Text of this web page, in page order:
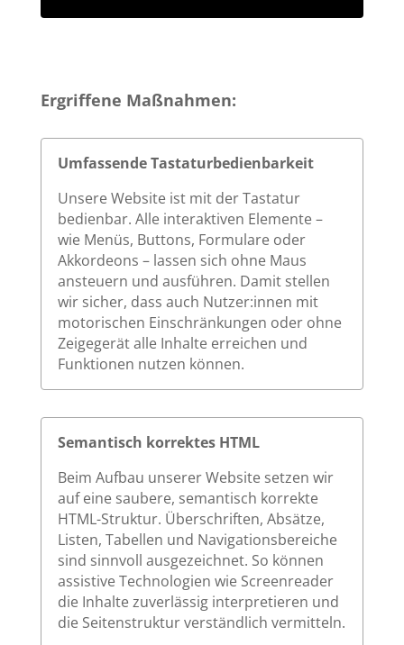
Ergriffene Maßnahmen:
Umfassende Tastaturbedienbarkeit
Unsere Website ist mit der Tastatur
bedienbar. Alle interaktiven Elemente –
wie Menüs, Buttons, Formulare oder
Akkordeons – lassen sich ohne Maus
ansteuern und ausführen. Damit stellen
wir sicher, dass auch Nutzer:innen mit
motorischen Einschränkungen oder ohne
Zeigegerät alle Inhalte erreichen und
Funktionen nutzen können.
Semantisch korrektes HTML
Beim Aufbau unserer Website setzen wir
auf eine saubere, semantisch korrekte
HTML-Struktur. Überschriften, Absätze,
Listen, Tabellen und Navigationsbereiche
sind sinnvoll ausgezeichnet. So können
assistive Technologien wie Screenreader
die Inhalte zuverlässig interpretieren und
die Seitenstruktur verständlich vermitteln.